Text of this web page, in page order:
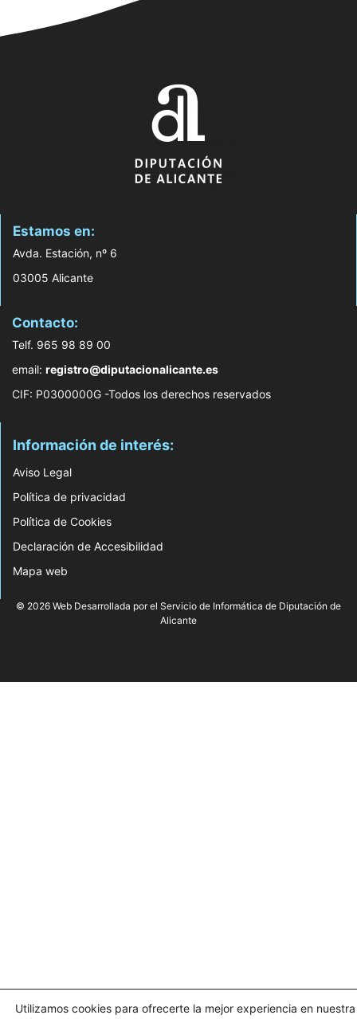
Estamos en:
Avda. Estación, nº 6
03005 Alicante
Contacto:
Telf. 965 98 89 00
email: registro@diputacionalicante.es
CIF: P0300000G -Todos los derechos reservados
Información de interés:
Aviso Legal
Política de privacidad
Política de Cookies
Declaración de Accesibilidad
Mapa web
© 2026 Web Desarrollada por el Servicio de Informática de Diputación de
Alicante
Utilizamos cookies para ofrecerte la mejor experiencia en nuestra